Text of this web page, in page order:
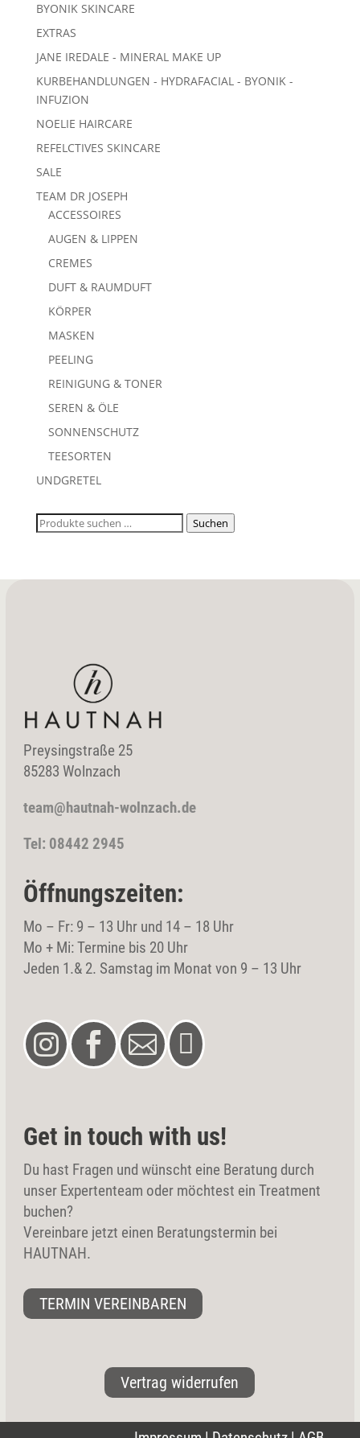
BYONIK SKINCARE
EXTRAS
JANE IREDALE - MINERAL MAKE UP
KURBEHANDLUNGEN - HYDRAFACIAL - BYONIK -
INFUZION
NOELIE HAIRCARE
REFELCTIVES SKINCARE
SALE
TEAM DR JOSEPH
ACCESSOIRES
AUGEN & LIPPEN
CREMES
DUFT & RAUMDUFT
KÖRPER
MASKEN
PEELING
REINIGUNG & TONER
SEREN & ÖLE
SONNENSCHUTZ
TEESORTEN
UNDGRETEL
Suchen
Suchen
Preysingstraße 25
85283 Wolnzach
team@hautnah-wolnzach.de
Tel: 08442 2945
Öffnungszeiten:
Mo – Fr: 9 – 13 Uhr und 14 – 18 Uhr
Mo + Mi: Termine bis 20 Uhr
Jeden 1.& 2. Samstag im Monat von 9 – 13 Uhr
   
Get in touch with us!
Du hast Fragen und wünscht eine Beratung durch
unser Expertenteam oder möchtest ein Treatment
buchen?
Vereinbare jetzt einen Beratungstermin bei
HAUTNAH.
TERMIN VEREINBAREN
Vertrag widerrufen